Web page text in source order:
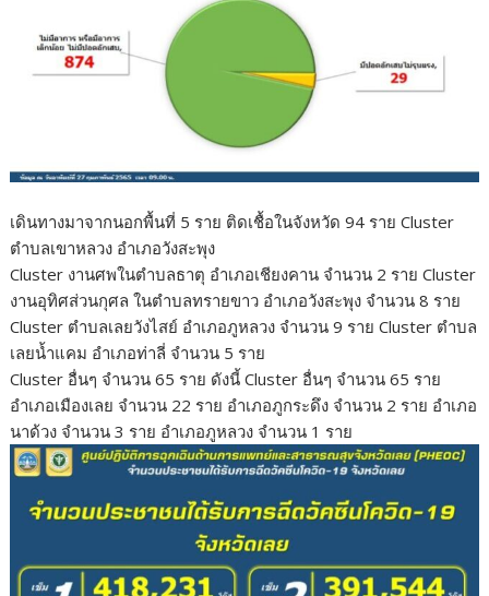
เดินทางมาจากนอกพื้นที่ 5 ราย ติดเชื้อในจังหวัด 94 ราย Cluster
ตำบลเขาหลวง อำเภอวังสะพุง
Cluster งานศพในตำบลธาตุ อำเภอเชียงคาน จำนวน 2 ราย Cluster
งานอุทิศส่วนกุศล ในตำบลทรายขาว อำเภอวังสะพุง จำนวน 8 ราย
Cluster ตำบลเลยวังไสย์ อำเภอภูหลวง จำนวน 9 ราย Cluster ตำบล
เลยน้ำแคม อำเภอท่าลี่ จำนวน 5 ราย
Cluster อื่นๆ จำนวน 65 ราย ดังนี้ Cluster อื่นๆ จำนวน 65 ราย
อำเภอเมืองเลย จำนวน 22 ราย อำเภอภูกระดึง จำนวน 2 ราย อำเภอ
นาด้วง จำนวน 3 ราย อำเภอภูหลวง จำนวน 1 ราย